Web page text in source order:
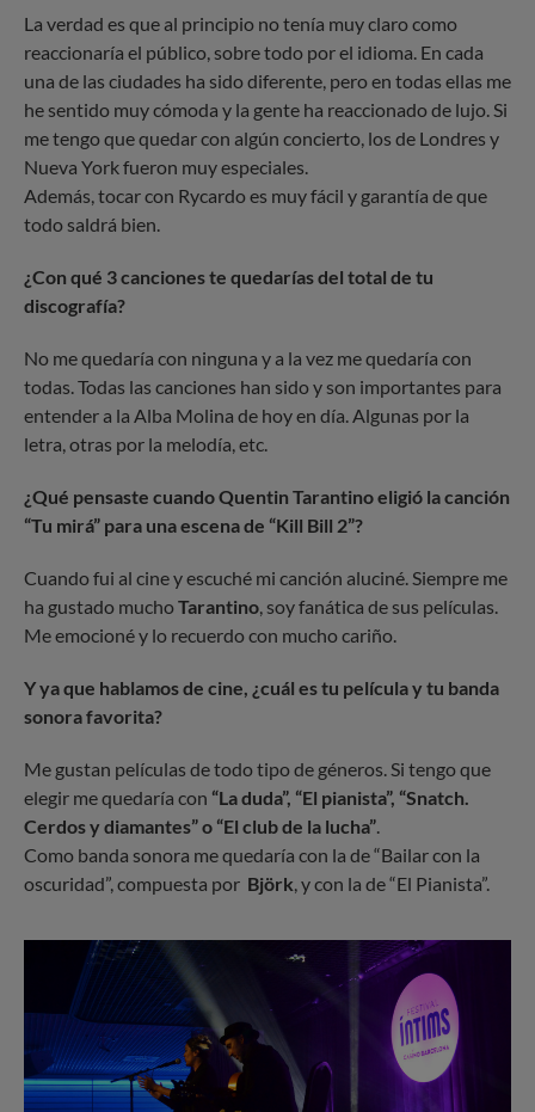
La verdad es que al principio no tenía muy claro como
reaccionaría el público, sobre todo por el idioma. En cada
una de las ciudades ha sido diferente, pero en todas ellas me
he sentido muy cómoda y la gente ha reaccionado de lujo. Si
me tengo que quedar con algún concierto, los de Londres y
Nueva York fueron muy especiales.
Además, tocar con Rycardo es muy fácil y garantía de que
todo saldrá bien.
¿Con qué 3 canciones te quedarías del total de tu
discografía?
No me quedaría con ninguna y a la vez me quedaría con
todas. Todas las canciones han sido y son importantes para
entender a la Alba Molina de hoy en día. Algunas por la
letra, otras por la melodía, etc.
¿Qué pensaste cuando Quentin Tarantino eligió la canción
“Tu mirá” para una escena de “Kill Bill 2”?
Cuando fui al cine y escuché mi canción aluciné. Siempre me
ha gustado muchoTarantino, soy fanática de sus películas.
Me emocioné y lo recuerdo con mucho cariño.
Y ya que hablamos de cine, ¿cuál es tu película y tu banda
sonora favorita?
Me gustan películas de todo tipo de géneros. Si tengo que
elegir me quedaría con “La duda”, “El pianista”, “Snatch.
Cerdos y diamantes” o “El club de la lucha”.
Como banda sonora me quedaría con la de “Bailar con la
oscuridad”, compuesta por Björk, y con la de “El Pianista”.